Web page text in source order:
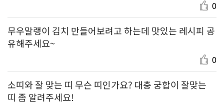
0
무우말랭이 김치 만들어보려고 하는데 맛있는 레시피 공
유해주세요~
0
소띠와 잘 맞는 띠 무슨 띠인가요? 대충 궁합이 잘맞는
띠 좀 알려주세요!